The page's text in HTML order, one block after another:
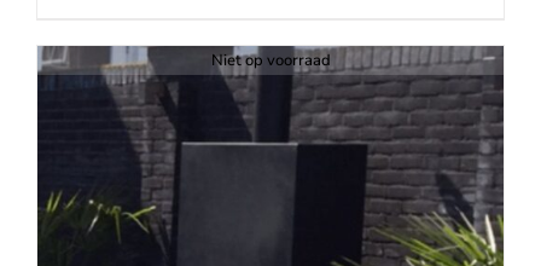
Niet op voorraad